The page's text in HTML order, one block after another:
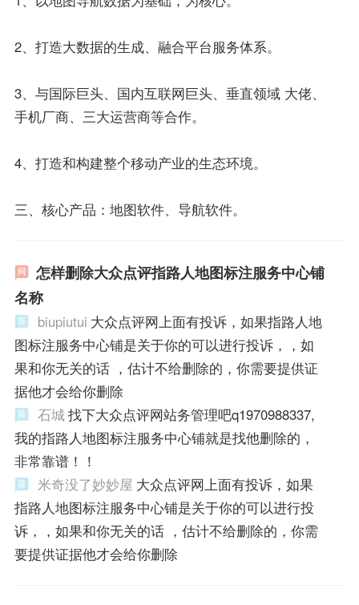
2、打造大数据的生成、融合平台服务体系。
3、与国际巨头、国内互联网巨头、垂直领域 大佬、
手机厂商、三大运营商等合作。
4、打造和构建整个移动产业的生态环境。
三、核心产品：地图软件、导航软件。
怎样删除大众点评指路人地图标注服务中心铺
名称
biupiutui 大众点评网上面有投诉，如果指路人地
图标注服务中心铺是关于你的可以进行投诉，，如
果和你无关的话 ，估计不给删除的，你需要提供证
据他才会给你删除
石城找下大众点评网站务管理吧q1970988337,
我的指路人地图标注服务中心铺就是找他删除的，
非常靠谱！！
米奇没了妙妙屋 大众点评网上面有投诉，如果
指路人地图标注服务中心铺是关于你的可以进行投
诉，，如果和你无关的话 ，估计不给删除的，你需
要提供证据他才会给你删除